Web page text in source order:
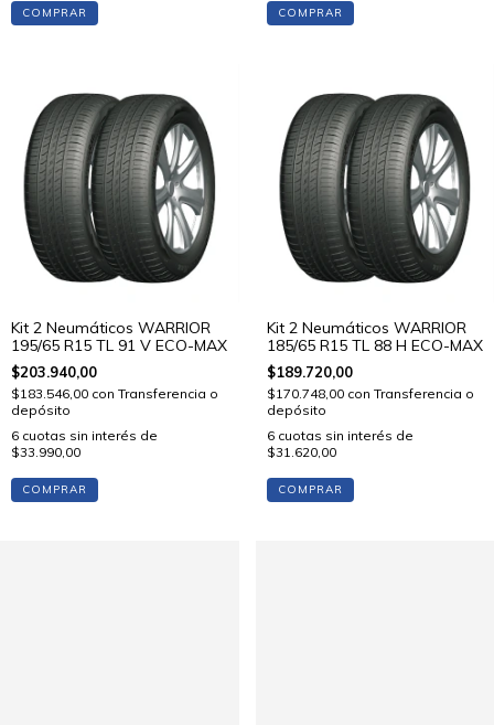
COMPRAR COMPRAR
Kit 2 Neumáticos WARRIOR
195/65 R15 TL 91 V ECO-MAX
$203.940,00
$183.546,00 con Transferencia o
depósito
6 cuotas sin interés de
$33.990,00
COMPRAR
Kit 2 Neumáticos WARRIOR
185/65 R15 TL 88 H ECO-MAX
$189.720,00
$170.748,00 con Transferencia o
depósito
6 cuotas sin interés de
$31.620,00
COMPRAR